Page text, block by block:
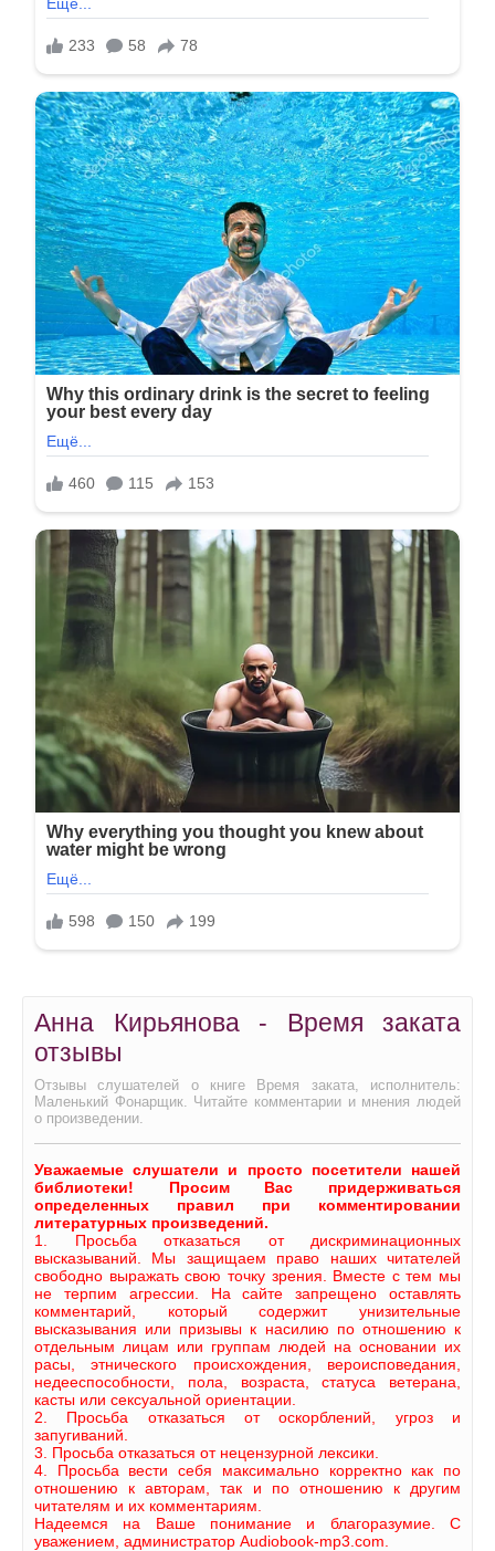
Анна Кирьянова - Время заката
отзывы
Отзывы слушателей о книге Время заката, исполнитель:
Маленький Фонарщик. Читайте комментарии и мнения людей
о произведении.
Уважаемые слушатели и просто посетители нашей
библиотеки! Просим Вас придерживаться
определенных правил при комментировании
литературных произведений.
1. Просьба отказаться от дискриминационных
высказываний. Мы защищаем право наших читателей
свободно выражать свою точку зрения. Вместе с тем мы
не терпим агрессии. На сайте запрещено оставлять
комментарий, который содержит унизительные
высказывания или призывы к насилию по отношению к
отдельным лицам или группам людей на основании их
расы, этнического происхождения, вероисповедания,
недееспособности, пола, возраста, статуса ветерана,
касты или сексуальной ориентации.
2. Просьба отказаться от оскорблений, угроз и
запугиваний.
3. Просьба отказаться от нецензурной лексики.
4. Просьба вести себя максимально корректно как по
отношению к авторам, так и по отношению к другим
читателям и их комментариям.
Надеемся на Ваше понимание и благоразумие. С
уважением, администратор Audiobook-mp3.com.